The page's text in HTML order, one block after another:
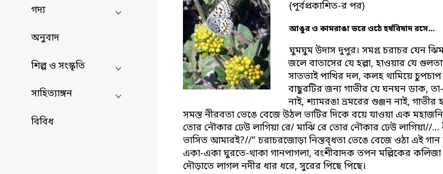
গদ্য
অনুবাদ
শিল্প ও সংস্কৃতি
সাহিত্যাঙ্গন
বিবিধ
(পূর্বপ্রকাশিত-র পর)
আঙুর ও কামরাঙা ভরে ওঠে হর্ষবিষাদ রসে…
ঘুমঘুম উদাস দুপুর। সমগ্র চরাচর যেন
জলে বাতাসের যে হল্লা, হাওয়ার যে
সাতভাই পাখির দল, কলহ থামিয়ে
বাছুরটির জন্য গাভীর যে ঘনঘন ডাক,
নাই, শ্যামরঙা ভ্রমরের গুঞ্জন নাই,
সমস্ত নীরবতা ভেঙে বেজে উঠল ভাটির দিকে বয়ে যাওয়া এক
তোর নৌকার ঢেউ লাগিয়া রে/ মাঝি রে তোর নৌকার ঢেউ লাগিয়া//…
ভাসিত আমারই?//” চরাচরজোড়া নিস্তব্ধতা ভেঙে বেজে ওঠা এই
একা-একা ঘুরতে-থাকা গানপাগলা, বংশীবাদক তপন মল্লিকের
দৌড়াতে লাগল নদীর ধার ধরে, সুরের পিছে পিছে।